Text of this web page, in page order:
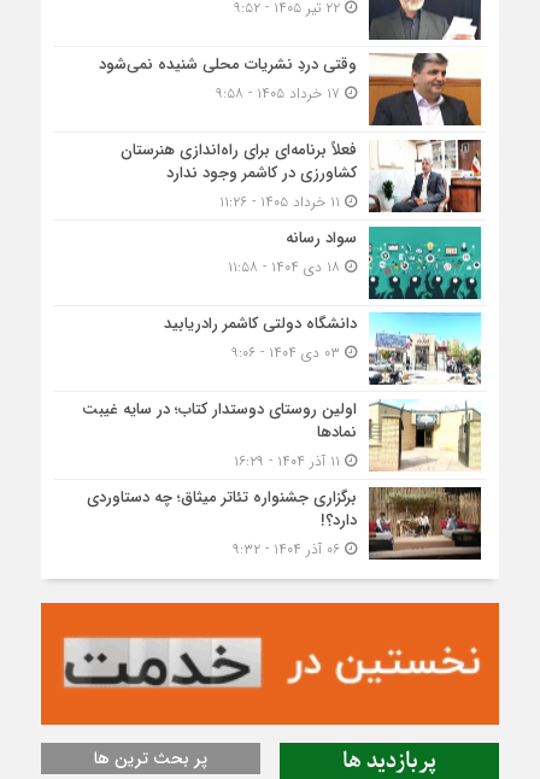
۲۲ تیر ۱۴۰۵ - ۹:۵۲
وقتی دردِ نشریات محلی شنیده نمی‌شود
فعلاً برنامه‌ای برای راه‌اندازی هنرستان
کشاورزی در کاشمر وجود ندارد
سواد رسانه
دانشگاه دولتی کاشمر‌ رادریابید
اولین روستای دوستدار کتاب؛ در سایه غیبت
نمادها
برگزاری جشنواره تئاتر میثاق؛ چه دستاوردی
دارد؟!
۰۶ آذر ۱۴۰۴ - ۹:۳۲
پربازدید ها پر بحث ترین ها